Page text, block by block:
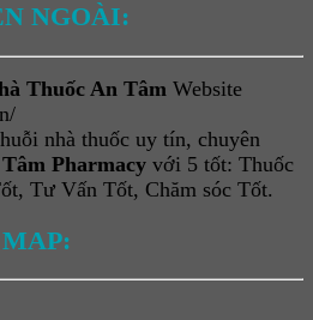
NGOÀI:
Thuốc An Tâm Website
nhà thuốc uy tín, chuyên
Pharmacy với 5 tốt: Thuốc
Tư Vấn Tốt, Chăm sóc Tốt.